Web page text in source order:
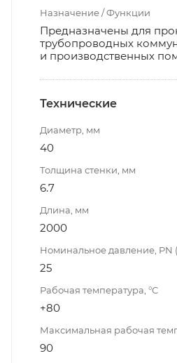
Назначение / Функции
Предназначены для
трубопроводных
и производственных
Технические
Диаметр, мм
40
Толщина стенки, мм
6.7
Длина, мм
2000
Номинальное давление, PN
25
Рабочая температура, °С
+80
Максимальная рабочая
90